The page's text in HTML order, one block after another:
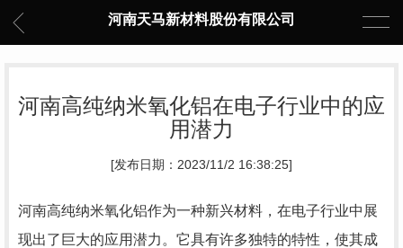
河南天马新材料股份有限公司
河南高纯纳米氧化铝在电子行业中的应
用潜力
[发布日期：2023/11/2 16:38:25]
河南高纯纳米氧化铝作为一种新兴材料，在电子行业中展
现出了巨大的应用潜力。它具有许多独特的特性，使其成